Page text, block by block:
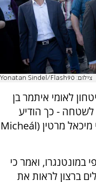
צילום: Yonatan Sindel/Flash90
לאומי איתמר בן
לשטחה - כך הודיע
היום (שישי) ראש הממשלה האירי מיכאל מרטין (Micheál
במונטנגרו, ואמר כי
ברצון לראות את